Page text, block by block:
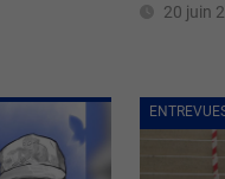
20 juin